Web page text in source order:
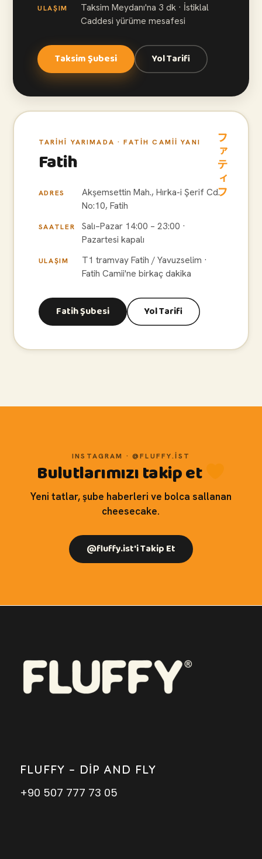
ULAŞIM
Taksim Meydanı'na 3 dk · İstiklal
Caddesi yürüme mesafesi
Taksim Şubesi Yol Tarifi
ファティフ
TARIHÎ YARIMADA · FATIH CAMII YANI
Fatih
ADRES
Akşemsettin Mah., Hırka-i Şerif Cd.
No:10, Fatih
SAATLER
Salı–Pazar 14:00 – 23:00 ·
Pazartesi kapalı
ULAŞIM
T1 tramvay Fatih / Yavuzselim ·
Fatih Camii'ne birkaç dakika
Fatih Şubesi Yol Tarifi
INSTAGRAM · @FLUFFY.IST
Bulutlarımızı takip et
Yeni tatlar, şube haberleri ve bolca sallanan
cheesecake.
@fluffy.ist'i Takip Et
FLUFFY – DIP AND FLY
+90 507 777 73 05